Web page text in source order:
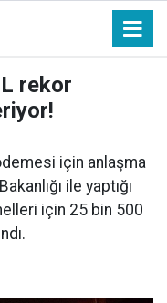
rekor
için anlaşma
ile yaptığı
için 25 bin 500